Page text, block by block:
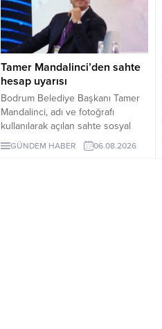
Tamer Mandalinci’den sahte
hesap uyarısı
Bodrum Belediye Başkanı Tamer
Mandalinci, adı ve fotoğrafı
kullanılarak açılan sahte sosyal
medya hesaplarına karşı uyarıda
bulundu. Mandalinci, tek resmî
GÜNDEM HABER 06.08.2026